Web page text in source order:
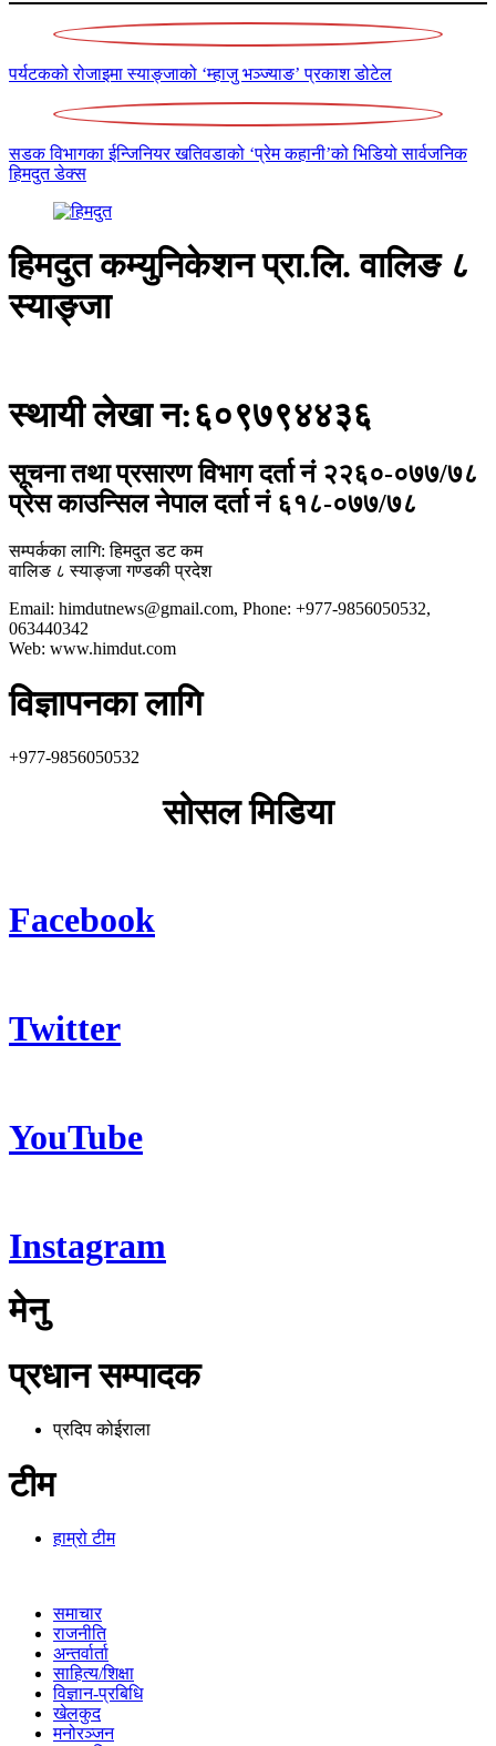
पर्यटकको रोजाइमा स्याङ्जाको ‘म्हाजु भञ्ज्याङ’ प्रकाश डोटेल
सडक विभागका ईन्जिनियर खतिवडाको ‘प्रेम कहानी’को भिडियो सार्वजनिक
हिमदुत डेक्स
हिमदुत कम्युनिकेशन प्रा.लि. वालिङ ८
स्याङ्जा
स्थायी लेखा न:६०९७९४४३६
सूचना तथा प्रसारण विभाग दर्ता नं २२६०-०७७/७८
प्रेस काउन्सिल नेपाल दर्ता नं ६१८-०७७/७८
सम्पर्कका लागि: हिमदुत डट कम
वालिङ ८ स्याङ्जा गण्डकी प्रदेश
Email: himdutnews@gmail.com, Phone: +977-9856050532,
063440342
Web: www.himdut.com
विज्ञापनका लागि
+977-9856050532
सोसल मिडिया
Facebook
Twitter
YouTube
Instagram
मेनु
प्रधान सम्पादक
प्रदिप कोईराला
टीम
हाम्रो टीम
समाचार
राजनीति
अन्तर्वार्ता
साहित्य/शिक्षा
विज्ञान-प्रबिधि
खेलकुद
मनोरञ्जन